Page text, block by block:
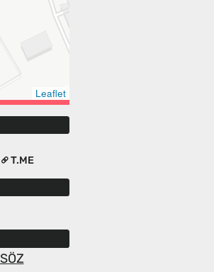
Leaflet
T.ME
SÖZ